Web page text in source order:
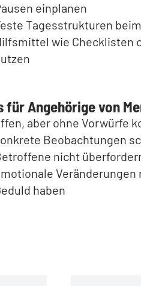
einplanen
Tagesstrukturen
wie Checklisten
für Angehörige von
aber ohne Vorwürfe
Beobachtungen
nicht
haben